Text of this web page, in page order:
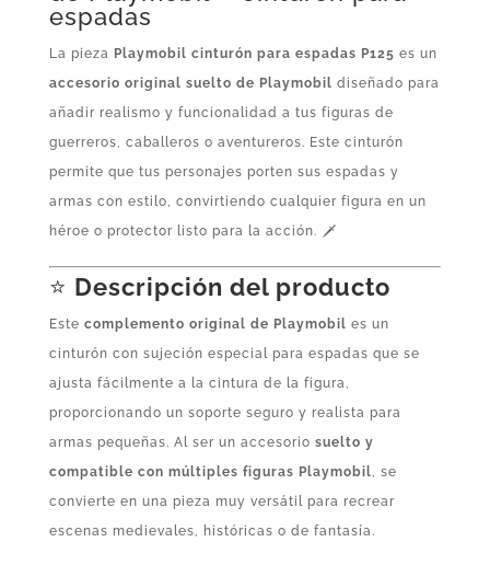
espadas
La pieza Playmobil cinturón para espadas P125 es un
accesorio original suelto de Playmobil diseñado para
añadir realismo y funcionalidad a tus figuras de
guerreros, caballeros o aventureros. Este cinturón
permite que tus personajes porten sus espadas y
armas con estilo, convirtiendo cualquier figura en un
héroe o protector listo para la acción. 🗡️
⭐ Descripción del producto
Este complemento original de Playmobil es un
cinturón con sujeción especial para espadas que se
ajusta fácilmente a la cintura de la figura,
proporcionando un soporte seguro y realista para
armas pequeñas. Al ser un accesorio suelto y
compatible con múltiples figuras Playmobil, se
convierte en una pieza muy versátil para recrear
escenas medievales, históricas o de fantasía.